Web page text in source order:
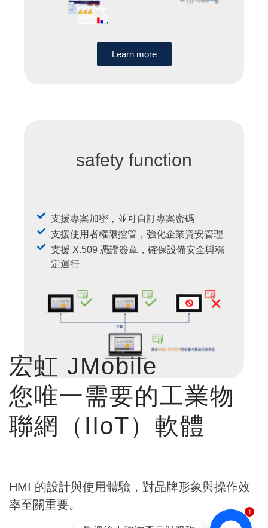
Learn more
safety function
支援專案加密，並可自訂專案密碼
支援使用者權限控管，強化企業資安管理
支援 X.509 憑證簽章，確保設備安全與穩
定運行
宏虹 JMobile
您唯一需要的工業物
聯網（IIoT）軟體
HMI 的設計與使用體驗，對品牌形象與操作效
率至關重要。
1